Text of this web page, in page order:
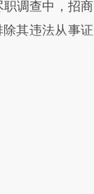
职调查中，招商
其违法从事证